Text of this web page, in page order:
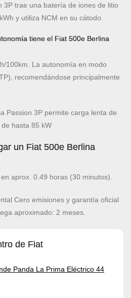
3P trae una batería de iones de litio
y utiliza NCM en su cátodo.
tiene el Fiat 500e Berlina
100km. La autonomía en modo
recomendándose principalmente
Passion 3P permite carga lenta de
hasta 85 kW
un Fiat 500e Berlina
aprox. 0.49 horas (30 minutos).
Cero emisiones y garantía oficial
aproximado: 2 meses.
de Fiat
Panda La Prima Eléctrico 44